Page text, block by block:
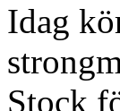
Idag
Stock